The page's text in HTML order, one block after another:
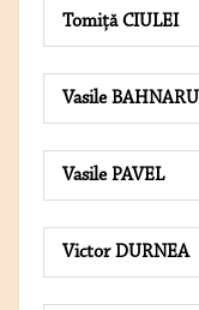
Tomiţă CIULEI
Vasile BAHNARU
Vasile PAVEL
Victor DURNEA